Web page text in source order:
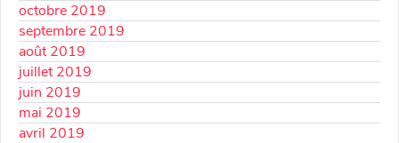
octobre 2019
septembre 2019
août 2019
juillet 2019
juin 2019
mai 2019
avril 2019